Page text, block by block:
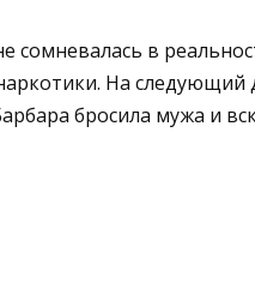
сомневалась в
На следующий
бросила мужа и